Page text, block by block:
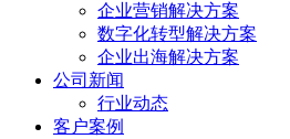
企业营销解决方案
数字化转型解决方案
企业出海解决方案
公司新闻
行业动态
客户案例